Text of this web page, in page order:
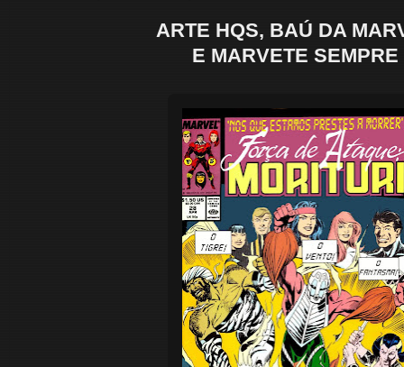
ARTE HQS, BAÚ DA
E MARVETE SEMPRE